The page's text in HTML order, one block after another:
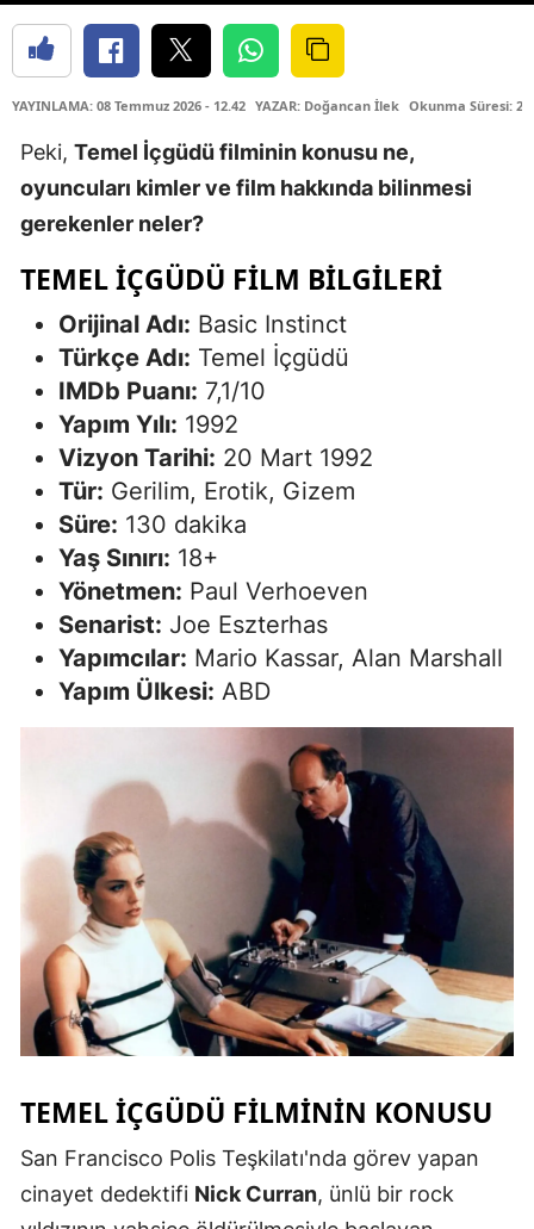
YAYINLAMA: 08 Temmuz 2026 - 12.42 YAZAR: Doğancan İlek Okunma Süresi: 2
Peki, Temel İçgüdü filminin konusu ne,
oyuncuları kimler ve film hakkında bilinmesi
gerekenler neler?
TEMEL İÇGÜDÜ FILM BILGILERI
Orijinal Adı: Basic Instinct
Türkçe Adı: Temel İçgüdü
IMDb Puanı: 7,1/10
Yapım Yılı: 1992
Vizyon Tarihi: 20 Mart 1992
Tür: Gerilim, Erotik, Gizem
Süre: 130 dakika
Yaş Sınırı: 18+
Yönetmen: Paul Verhoeven
Senarist: Joe Eszterhas
Yapımcılar: Mario Kassar, Alan Marshall
Yapım Ülkesi: ABD
TEMEL İÇGÜDÜ FILMININ KONUSU
San Francisco Polis Teşkilatı'nda görev yapan
cinayet dedektifi Nick Curran, ünlü bir rock